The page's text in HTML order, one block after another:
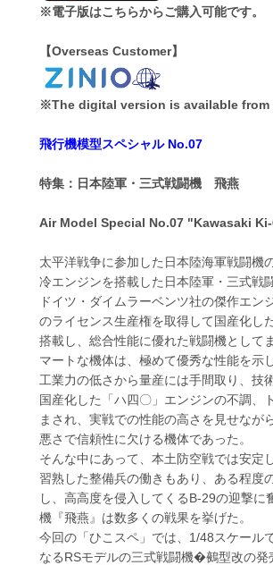
※電子版はこちらからご購入可能です。
【Overseas Customer】
※The digital version is available from
飛行機模型スペシャル No.07
特集：日本陸軍・三式戦闘機 飛燕
Air Model Special No.07 "Kawasaki
太平洋戦争に参加した日本陸海軍戦闘機
冷エンジンを搭載した日本陸軍・三式戦
ドイツ・ダイムラーベンツ社の傑作エン
のライセンス生産権を取得して国産化し
搭載し、総合性能に優れた戦闘機として
マートな機体は、極めて優秀な性能を示
工業力の低さから量産には手間取り、技
国産化した「ハ四〇」エンジンの不調、
まされ、実戦での性能の高さを見せなが
悪さで信頼性に欠ける機体であった。
そんな中にあって、本土防空戦では安定
習熟した整備兵の働きもあり、ある程度
し、高高度を侵入してくるB-29の迎撃に
機『飛燕』は数多くの戦果を挙げた。
今回の「ひこスペ」では、1/48スケール
なるRSモデルの三式戦闘機�鵺型改の発